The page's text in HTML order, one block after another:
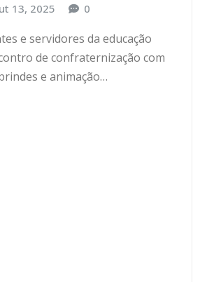
13, 2025 0
e servidores da educação
de confraternização com
e animação…